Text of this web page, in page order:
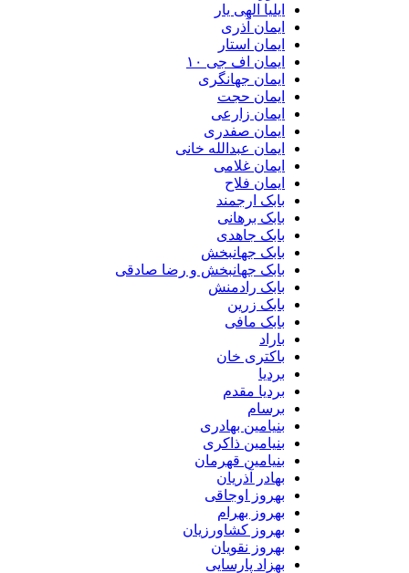
ایلیا الهی یار
ایمان آذری
ایمان استار
ایمان اف جی ۱۰
ایمان جهانگری
ایمان حجت
ایمان زارعی
ایمان صفدری
ایمان عبدالله خانی
ایمان غلامی
ایمان فلاح
بابک ارجمند
بابک برهانی
بابک جاهدی
بابک جهانبخش
بابک جهانبخش و رضا صادقی
بابک رادمنش
بابک زرین
بابک مافی
باکتری خان
بردیا مقدم
بنیامین بهادری
بنیامین ذاکری
بنیامین قهرمان
بهادر آذریان
بهروز اوجاقی
بهروز بهرام
بهروز کشاورزیان
بهروز نقویان
بهزاد پارسایی